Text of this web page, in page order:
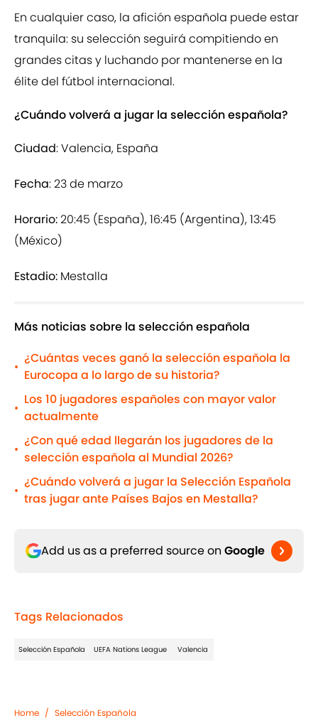
En cualquier caso, la afición española puede estar
tranquila: su selección seguirá compitiendo en
grandes citas y luchando por mantenerse en la
élite del fútbol internacional.
¿Cuándo volverá a jugar la selección española?
Ciudad: Valencia, España
Fecha: 23 de marzo
Horario:20:45 (España), 16:45 (Argentina), 13:45
(México)
Estadio: Mestalla
Más noticias sobre la selección española
•
¿Cuántas veces ganó la selección española la
Eurocopa a lo largo de su historia?
•
Los 10 jugadores españoles con mayor valor
actualmente
•
¿Con qué edad llegarán los jugadores de la
selección española al Mundial 2026?
•
¿Cuándo volverá a jugar la Selección Española
tras jugar ante Países Bajos en Mestalla?
Add us as a preferred source on Google
Tags Relacionados
Selección Española UEFA Nations League Valencia
Home / Selección Española